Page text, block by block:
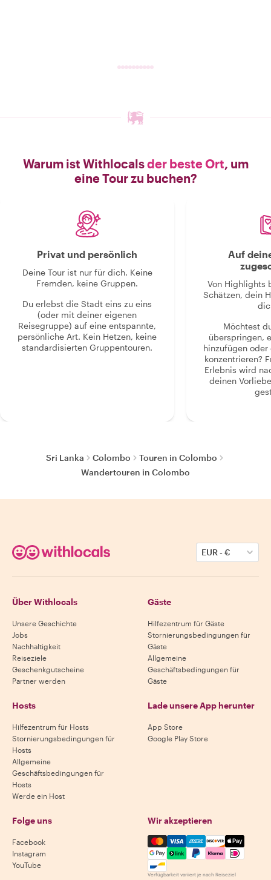
Warum ist Withlocalsder beste Ort, um
eine Tour zu buchen?
Privat und persönlich
Deine Tour ist nur für dich. Keine
Fremden, keine Gruppen.
Du erlebst die Stadt eins zu eins
(oder mit deiner eigenen
Reisegruppe) auf eine entspannte,
persönliche Art. Kein Hetzen, keine
standardisierten Gruppentouren.
Auf
Von Highlights
Schätzen, dein
Möchtest
überspringen,
hinzufügen
konzentrieren?
Erlebnis wird
deinen
Sri Lanka Colombo
Touren in Colombo
Wandertouren in Colombo
EUR-€
Über Withlocals
Unsere Geschichte
Jobs
Nachhaltigkeit
Reiseziele
Geschenkgutscheine
Partner werden
Gäste
Hilfezentrum für Gäste
Stornierungsbedingungen für
Gäste
Allgemeine
Geschäftsbedingungen für
Gäste
Hosts
Hilfezentrum für Hosts
Stornierungsbedingungen für
Hosts
Allgemeine
Geschäftsbedingungen für
Hosts
Werde ein Host
Lade unsere App herunter
App Store
Google Play Store
Folge uns
Facebook
Instagram
YouTube
Wir akzeptieren
Mastercard, Visa, Amex,
Verfügbarkeit variiert je nach Reiseziel